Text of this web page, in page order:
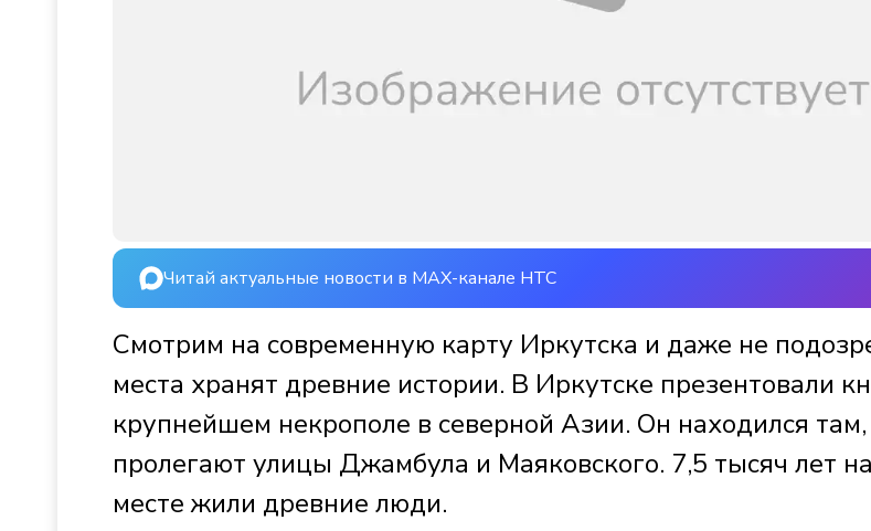
Читай актуальные новости в MAX-канале НТС
Смотрим на современную карту Иркутска и даже не
места хранят древние истории. В Иркутске презентовали
крупнейшем некрополе в северной Азии. Он находился там,
пролегают улицы Джамбула и Маяковского. 7,5 тысяч лет
месте жили древние люди.